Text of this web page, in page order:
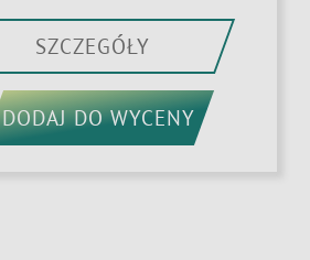
SZCZEGÓŁY
DODAJ DO WYCENY